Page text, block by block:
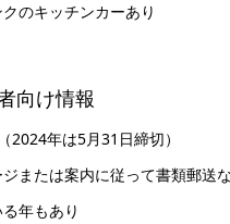
のキッチンカーあり
向け情報
2024年は5月31日締切）
または案内に従って書類郵送
年もあり